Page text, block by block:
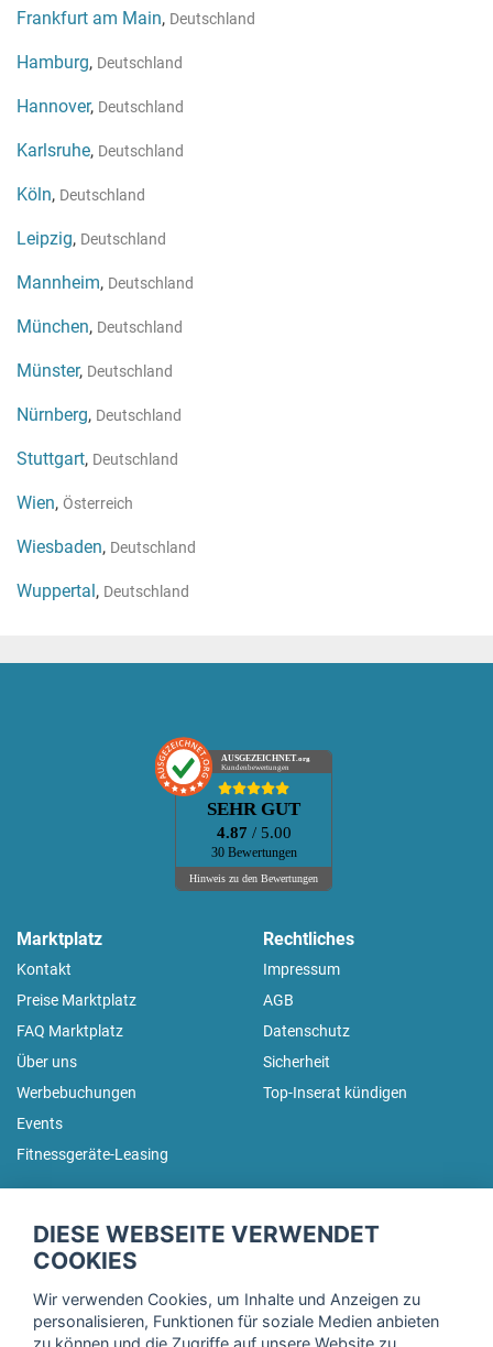
Frankfurt am Main, Deutschland
Hamburg, Deutschland
Hannover, Deutschland
Karlsruhe, Deutschland
Köln, Deutschland
Leipzig, Deutschland
Mannheim, Deutschland
München, Deutschland
Münster, Deutschland
Nürnberg, Deutschland
Stuttgart, Deutschland
Wien, Österreich
Wiesbaden, Deutschland
Wuppertal, Deutschland
AUSGEZEICHNET.org
Kundenbewertungen
SEHR GUT
4.87 / 5.00
30 Bewertungen
Hinweis zu den Bewertungen
Marktplatz
Kontakt
Preise Marktplatz
FAQ Marktplatz
Über uns
Werbebuchungen
Events
Fitnessgeräte-Leasing
Rechtliches
Impressum
AGB
Datenschutz
Sicherheit
Top-Inserat kündigen
Trage dich hier für unseren Newsletter ein und erhalte regelmäßig
DIESE WEBSEITE VERWENDET
COOKIES
Wir verwenden Cookies, um Inhalte und Anzeigen zu
personalisieren, Funktionen für soziale Medien anbieten
zu können und die Zugriffe auf unsere Website zu